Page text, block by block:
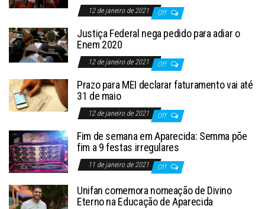
12 de janeiro de 2021 Off
Justiça Federal nega pedido para adiar o
Enem 2020
12 de janeiro de 2021 Off
Prazo para MEI declarar faturamento vai até
31 de maio
12 de janeiro de 2021 Off
Fim de semana em Aparecida: Semma põe
fim a 9 festas irregulares
11 de janeiro de 2021 Off
Unifan comemora nomeação de Divino
Eterno na Educação de Aparecida